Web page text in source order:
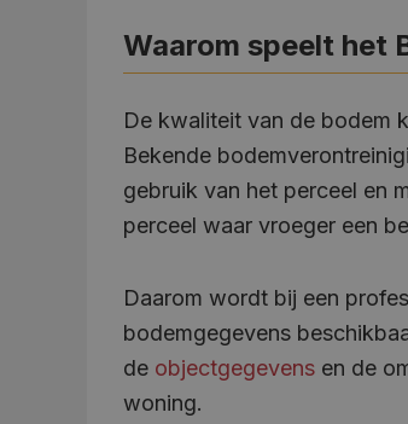
Waarom speelt het
De kwaliteit van de bodem
Bekende
gebruik van het perceel en
perceel waar vroeger een
Daarom wordt bij een
bodemgegevens
de objectgegevens en de
woning.